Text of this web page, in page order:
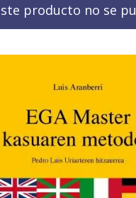
producto no se